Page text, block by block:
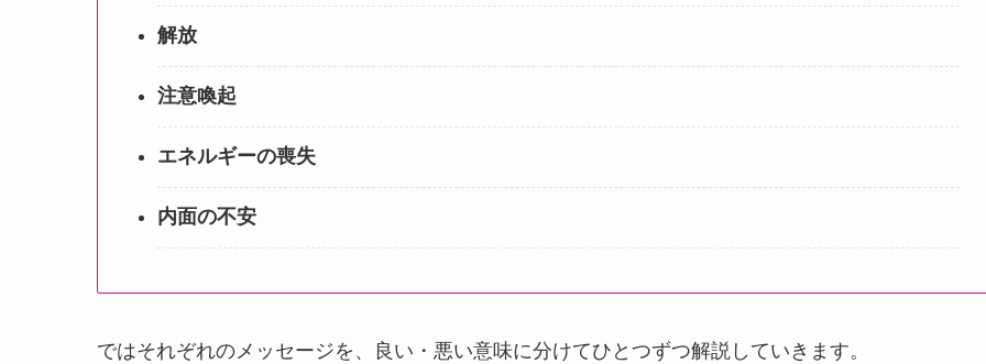
解放
注意喚起
エネルギーの喪失
内面の不安
ではそれぞれのメッセージを、良い・悪い意味に分けてひとつずつ解説していきます。